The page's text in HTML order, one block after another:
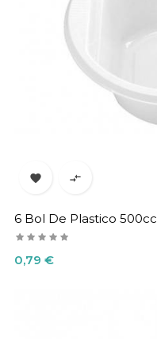
 
6 Bol De Plastico 500cc
Precio
0,79 €